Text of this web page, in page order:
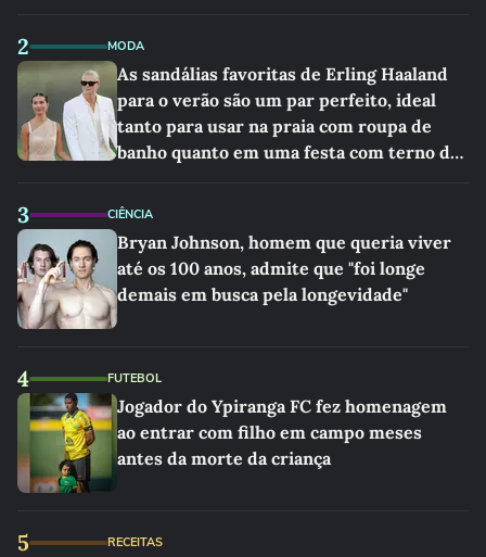
2 MODA
As sandálias favoritas de Erling Haaland
para o verão são um par perfeito, ideal
tanto para usar na praia com roupa de
banho quanto em uma festa com terno de
3 CIÊNCIA
Bryan Johnson, homem que queria viver
até os 100 anos, admite que "foi longe
demais em busca pela longevidade"
4 FUTEBOL
Jogador do Ypiranga FC fez homenagem
ao entrar com filho em campo meses
antes da morte da criança
5 RECEITAS